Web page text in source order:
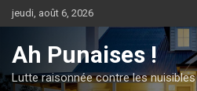
Aller
au
jeudi, août 6, 2026
Ah Punaises !
Lutte raisonnée contre les